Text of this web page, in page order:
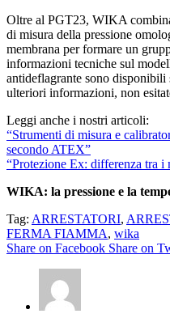
Oltre al PGT23, WIKA
di misura della pressione
membrana per formare un
informazioni tecniche sul
antideflagrante sono disponibili
ulteriori informazioni, non
Leggi anche i nostri articoli:
“Strumenti di misura e
secondo ATEX”
“Protezione Ex: differenza tra i
WIKA: la pressione e la
Tag: ARRESTATORI,
FERMA FIAMMA, wika
Share on Facebook Share on